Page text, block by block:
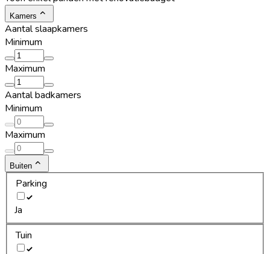
Kamers
Aantal slaapkamers
Minimum
Maximum
Aantal badkamers
Minimum
Maximum
Buiten
Parking
Ja
Tuin